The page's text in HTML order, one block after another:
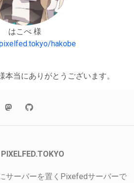
はこべ 様
hakobe
本当にありがとうございます。
PIXELFED.TOKYO
サーバーを置くPixefedサーバーで